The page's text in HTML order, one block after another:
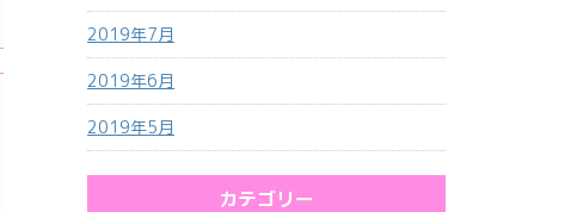
2019年7月
2019年6月
2019年5月
カテゴリー